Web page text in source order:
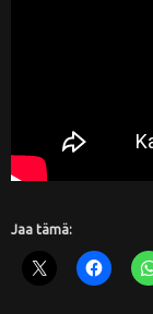
Jaa tämä: